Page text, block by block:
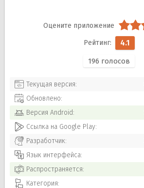
4.1
196 голосов
Текущая версия:
Обновлено:
Версия Android:
Ссылка на Google Play:
Разработчик:
Язык интерфейса:
Распространяется:
Категория: